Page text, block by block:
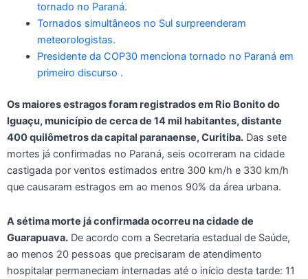
tornado no Paraná.
Tornados simultâneos no Sul surpreenderam
meteorologistas.
Presidente da COP30 menciona tornado no Paraná em
primeiro discurso .
Os maiores estragos foram registrados em Rio Bonito do
Iguaçu, município de cerca de 14 mil habitantes, distante
400 quilômetros da capital paranaense, Curitiba. Das sete
mortes já confirmadas no Paraná, seis ocorreram na cidade
castigada por ventos estimados entre 300 km/h e 330 km/h
que causaram estragos em ao menos 90% da área urbana.
A sétima morte já confirmada ocorreu na cidade de
Guarapuava. De acordo com a Secretaria estadual de Saúde,
ao menos 20 pessoas que precisaram de atendimento
hospitalar permaneciam internadas até o início desta tarde: 11